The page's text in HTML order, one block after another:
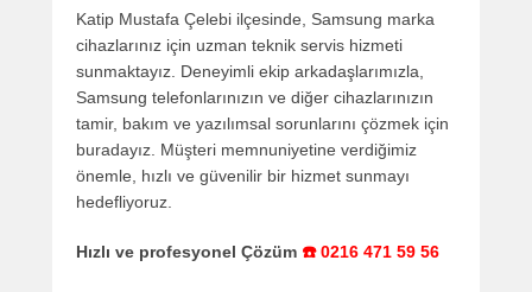
Katip Mustafa Çelebi ilçesinde, Samsung marka
cihazlarınız için uzman teknik servis hizmeti
sunmaktayız. Deneyimli ekip arkadaşlarımızla,
Samsung telefonlarınızın ve diğer cihazlarınızın
tamir, bakım ve yazılımsal sorunlarını çözmek için
buradayız. Müşteri memnuniyetine verdiğimiz
önemle, hızlı ve güvenilir bir hizmet sunmayı
hedefliyoruz.
Hızlı ve profesyonel Çözüm ☎️ 0216 471 59 56